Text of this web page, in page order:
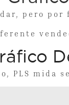
por
PLS mida